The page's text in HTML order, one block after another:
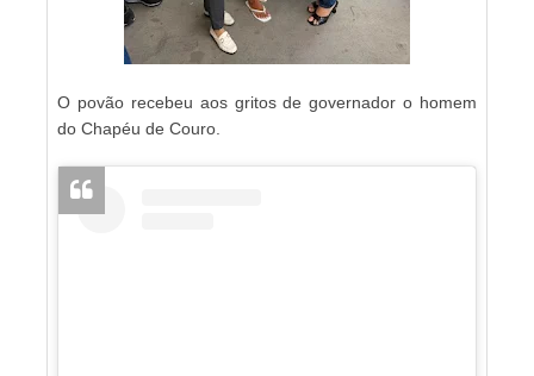
O povão recebeu aos gritos de governador o homem
do Chapéu de Couro.